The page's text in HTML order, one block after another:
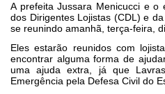
A prefeita Jussara Menicucci e o
dos Dirigentes Lojistas (CDL) e
se reunindo amanhã, terça-feira,
Eles estarão reunidos com
encontrar alguma forma de
uma ajuda extra, já que
Emergência pela Defesa Civil do